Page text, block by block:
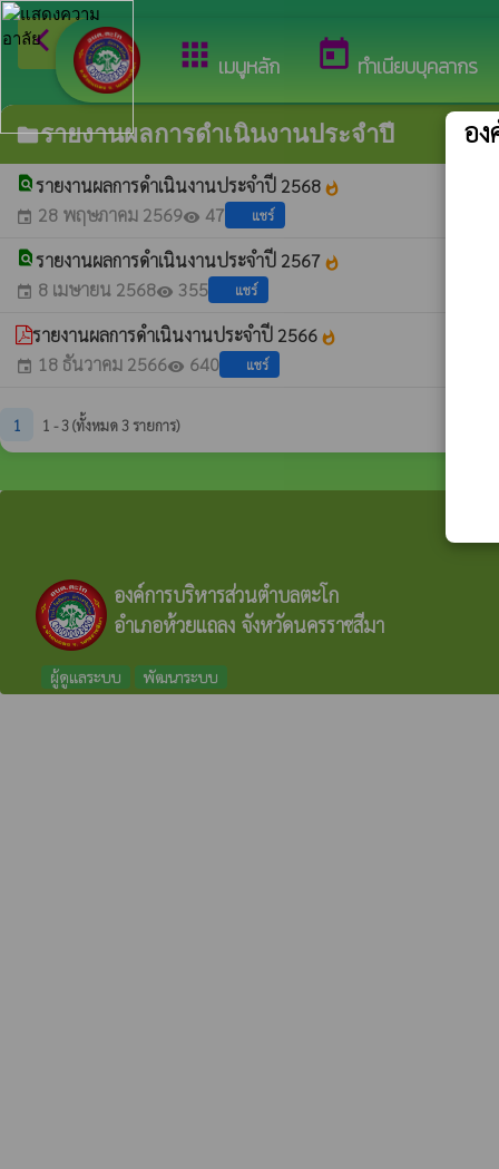
apps เมนูหลัก today ทำเนียบบุคลากร
arrow_back_ios กลับเมนูหลัก
folderรายงานผลการดำเนินงานประจำปี
find_in_pageรายงานผลการดำเนินงานประจำปี 2568 whatshot
event 28 พฤษภาคม 2569visibility 47 แชร์
find_in_pageรายงานผลการดำเนินงานประจำปี 2567 whatshot
event 8 เมษายน 2568visibility 355 แชร์
รายงานผลการดำเนินงานประจำปี 2566 whatshot
event 18 ธันวาคม 2566visibility 640 แชร์
1 1 - 3 (ทั้งหมด 3 รายการ)
องค์การบริหารส่วนตำบลตะโก
อำเภอห้วยแถลง จังหวัดนครราชสีมา
ผู้ดูแลระบบ พัฒนาระบบ
อ